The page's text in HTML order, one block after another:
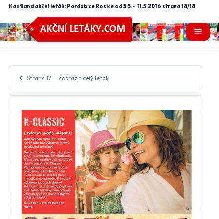
Kaufland akční leták: Pardubice Rosice od 5.5. - 11.5.2016 strana 18/18
menu
chevron_left Strana 17 Zobrazit celý leták